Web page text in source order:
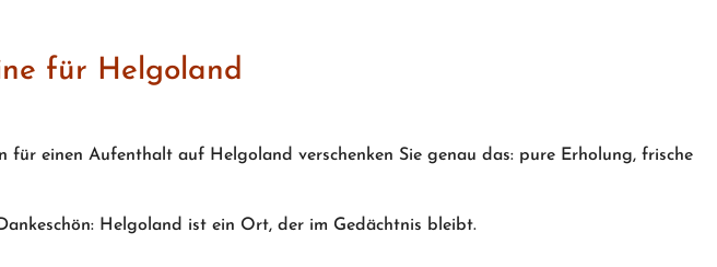
für Helgoland
einen Aufenthalt auf Helgoland verschenken Sie genau das: pure Erholung, frische
Helgoland ist ein Ort, der im Gedächtnis bleibt.